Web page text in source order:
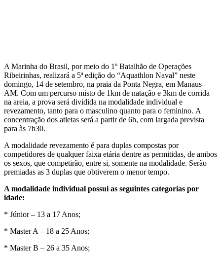
A Marinha do Brasil, por meio do 1º Batalhão de Operações
Ribeirinhas, realizará a 5ª edição do “Aquathlon Naval” neste
domingo, 14 de setembro, na praia da Ponta Negra, em Manaus–
AM. Com um percurso misto de 1km de natação e 3km de corrida
na areia, a prova será dividida na modalidade individual e
revezamento, tanto para o masculino quanto para o feminino. A
concentração dos atletas será a partir de 6h, com largada prevista
para às 7h30.
A modalidade revezamento é para duplas compostas por
competidores de qualquer faixa etária dentre as permitidas, de ambos
os sexos, que competirão, entre si, somente na modalidade. Serão
premiadas as 3 duplas que obtiverem o menor tempo.
A modalidade individual possui as seguintes categorias por
idade:
* Júnior – 13 a 17 Anos;
* Master A – 18 a 25 Anos;
* Master B – 26 a 35 Anos;